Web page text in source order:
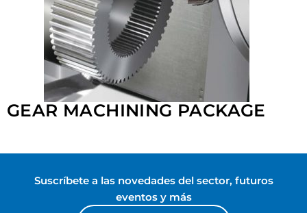
GEAR MACHINING PACKAGE
Suscríbete a las novedades del sector, futuros
eventos y más